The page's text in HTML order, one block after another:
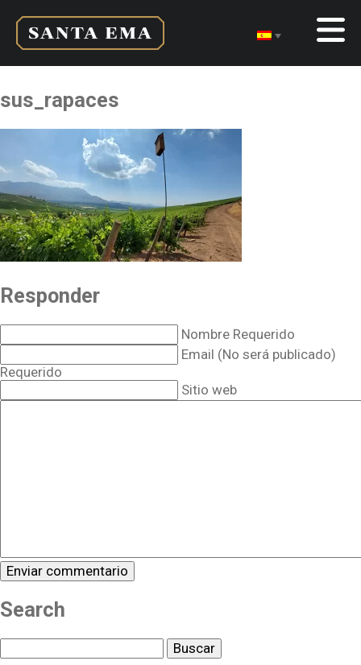
sus_rapaces
Responder
Nombre Requerido
Email (No será publicado)
Requerido
Sitio web
Search